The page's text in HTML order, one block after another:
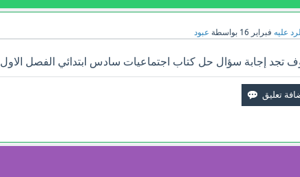
عليه فبراير 16 بواسطة عبود
تجد إجابة سؤال حل كتاب اجتماعيات سادس ابتدائي الفصل الاول 1446 ؟ بالأعلى.